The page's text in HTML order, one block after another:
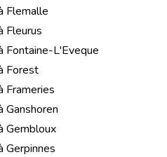
Flemalle
Fleurus
Fontaine-L'Eveque
Forest
Frameries
Ganshoren
Gembloux
Gerpinnes